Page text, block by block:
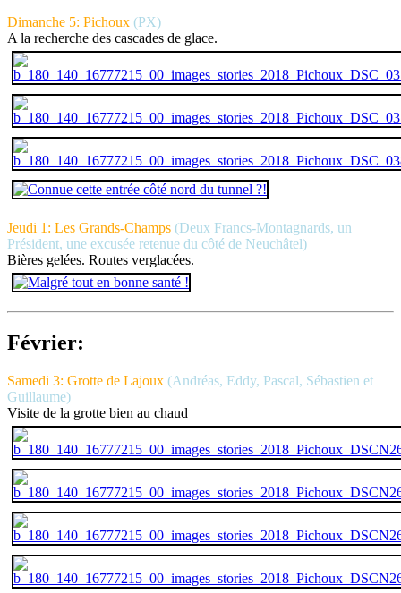
Dimanche 5: Pichoux (PX)
A la recherche des cascades de glace.
Jeudi 1: Les Grands-Champs (Deux Francs-Montagnards, un
Président, une excusée retenue du côté de Neuchâtel)
Bières gelées. Routes verglacées.
Février:
Samedi 3: Grotte de Lajoux (Andréas, Eddy, Pascal, Sébastien et
Guillaume)
Visite de la grotte bien au chaud